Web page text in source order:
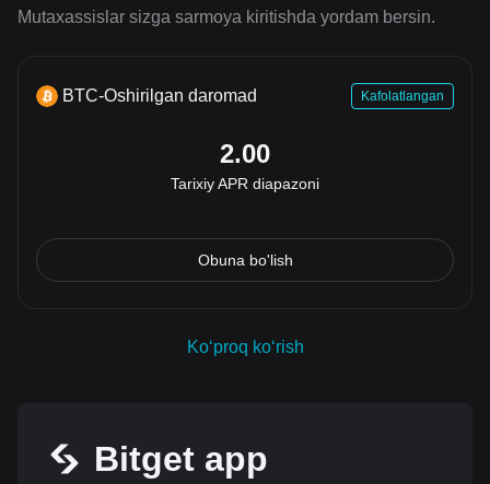
Mutaxassislar sizga sarmoya kiritishda yordam bersin.
BTC-Oshirilgan daromad Kafolatlangan
2.00
Tarixiy APR diapazoni
Obuna bo'lish
Koʻproq koʻrish
Bitget app